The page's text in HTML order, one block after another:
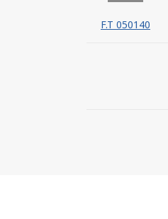
F.T 050140